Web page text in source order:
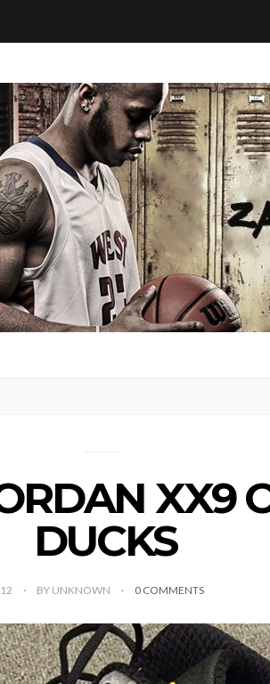
XX9
DUCKS
BY UNKNOWN 0 COMMENTS